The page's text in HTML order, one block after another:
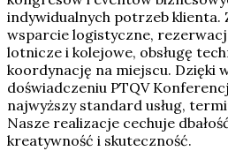
indywidualnych potrzeb klienta.
wsparcie logistyczne,
lotnicze i kolejowe, obsługę
koordynację na miejscu. Dzięki
doświadczeniu PTQV
najwyższy standard usług,
Nasze realizacje cechuje
kreatywność i skuteczność.